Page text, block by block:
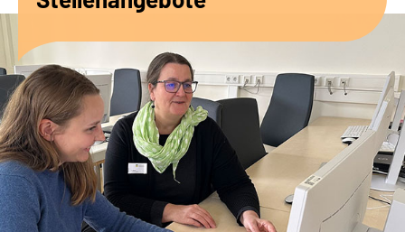
Karriere
Beratungsstellen &
Zuweisende
Suche